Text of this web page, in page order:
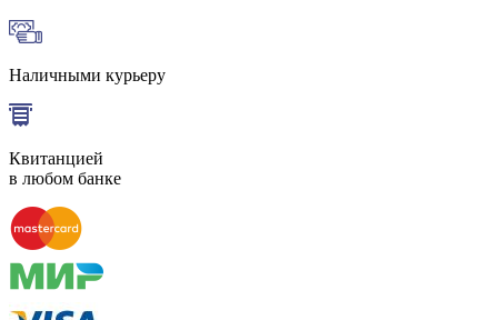
Наличными курьеру
Квитанцией
в любом банке